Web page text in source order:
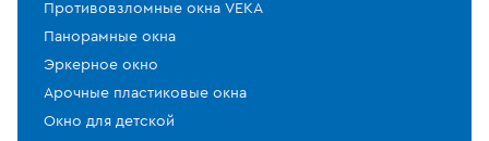
Противовзломные окна VEKA
Панорамные окна
Эркерное окно
Арочные пластиковые окна
Окно для детской